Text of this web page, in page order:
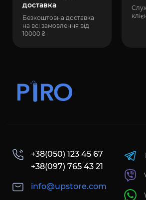
доставка
Безкоштовна доставка
на всі замовлення від
10000 ₴
+38(050) 123 45 67
+38(097) 765 43 21
info@upstore.com